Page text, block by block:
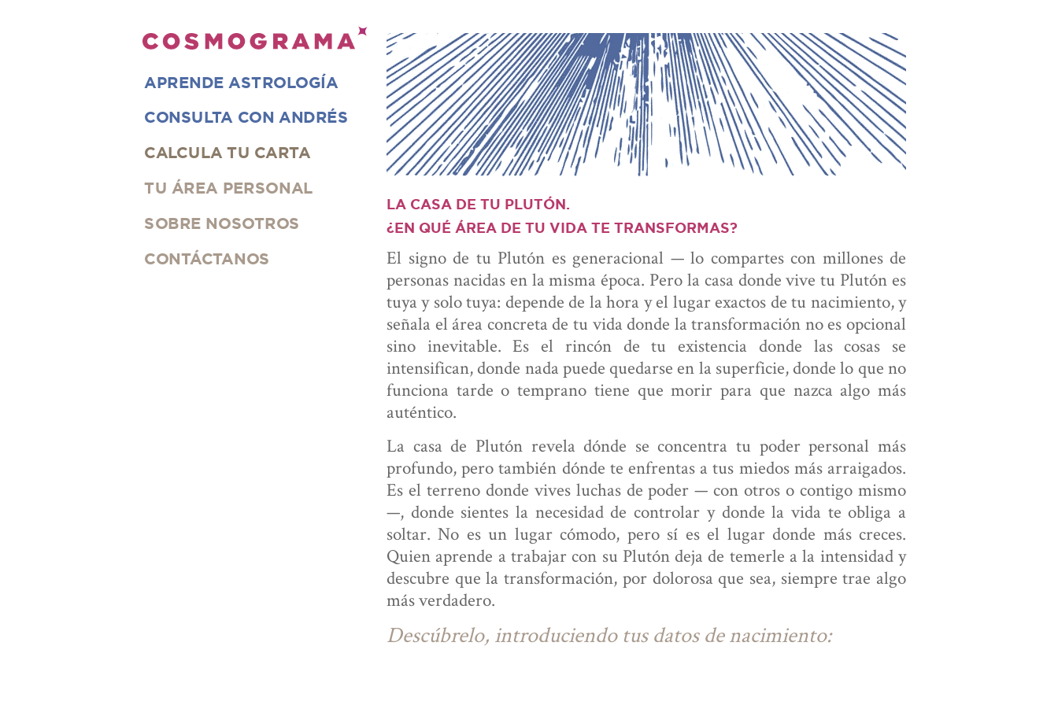
APRENDE ASTROLOGÍA
CONSULTA CON ANDRÉS
CALCULA TU CARTA
TU ÁREA PERSONAL
SOBRE NOSOTROS
CONTÁCTANOS
LA CASA DE TU PLUTÓN.
¿EN QUÉ ÁREA DE TU VIDA TE TRANSFORMAS?
El signo de tu Plutón es generacional — lo compartes con millones de
personas nacidas en la misma época. Pero la casa donde vive tu Plutón es
tuya y solo tuya: depende de la hora y el lugar exactos de tu nacimiento, y
señala el área concreta de tu vida donde la transformación no es opcional
sino inevitable. Es el rincón de tu existencia donde las cosas se
intensifican, donde nada puede quedarse en la superficie, donde lo que no
funciona tarde o temprano tiene que morir para que nazca algo más
auténtico.
La casa de Plutón revela dónde se concentra tu poder personal más
profundo, pero también dónde te enfrentas a tus miedos más arraigados.
Es el terreno donde vives luchas de poder — con otros o contigo mismo
—, donde sientes la necesidad de controlar y donde la vida te obliga a
soltar. No es un lugar cómodo, pero sí es el lugar donde más creces.
Quien aprende a trabajar con su Plutón deja de temerle a la intensidad y
descubre que la transformación, por dolorosa que sea, siempre trae algo
más verdadero.
Descúbrelo, introduciendo tus datos de nacimiento: